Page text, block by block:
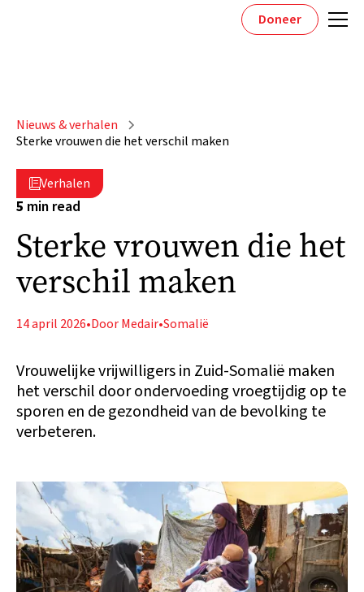
Doneer
Nieuws & verhalen
Sterke vrouwen die het verschil maken
Verhalen
5 min read
Sterke vrouwen die het
verschil maken
14 april 2026•Door Medair•Somalië
Vrouwelijke vrijwilligers in Zuid-Somalië maken
het verschil door ondervoeding vroegtijdig op te
sporen en de gezondheid van de bevolking te
verbeteren.